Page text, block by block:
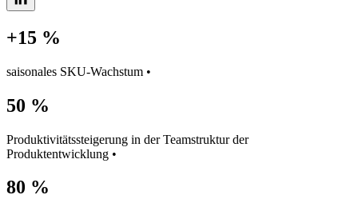
+15 %
saisonales SKU-Wachstum •
50 %
Produktivitätssteigerung in der Teamstruktur der
Produktentwicklung •
80 %